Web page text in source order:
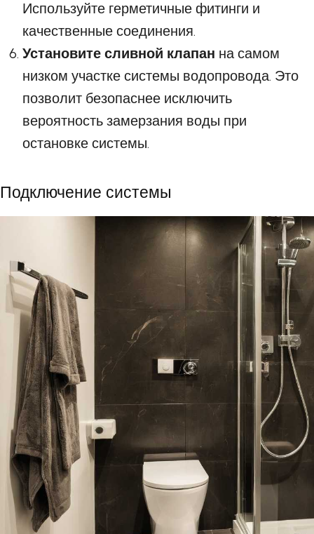
Используйте герметичные фитинги и
качественные соединения.
Установите сливной клапан на самом
низком участке системы водопровода. Это
позволит безопаснее исключить
вероятность замерзания воды при
остановке системы.
Подключение системы